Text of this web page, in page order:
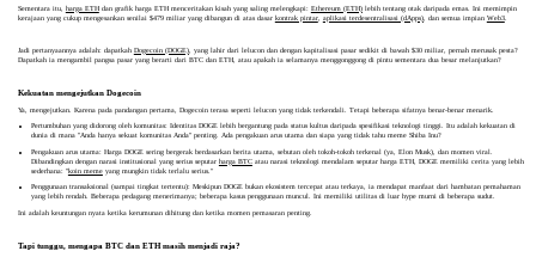
Sementara itu, harga ETHdan grafik harga ETH menceritakan kisah yang saling melengkapi: Ethereum (ETH)lebih tentang otak daripada emas. Ini memimpin
kerajaan yang cukup mengesankan senilai $479 miliar yang dibangun di atas dasar kontrak pintar, aplikasi terdesentralisasi (dApps), dan semua impian Web3.
Jadi pertanyaannya adalah: dapatkah Dogecoin (DOGE), yang lahir dari lelucon dan dengan kapitalisasi pasar sedikit di bawah $30 miliar, pernah merusak pesta?
Dapatkah ia mengambil pangsa pasar yang berarti dari BTC dan ETH, atau apakah ia selamanya menggonggong di pintu sementara dua besar melanjutkan?
Kekuatan mengejutkan Dogecoin
Ya, mengejutkan. Karena pada pandangan pertama, Dogecoin terasa seperti lelucon yang tidak terkendali. Tetapi beberapa sifatnya benar-benar menarik.
Pertumbuhan yang didorong oleh komunitas: Identitas DOGE lebih bergantung pada status kultus daripada spesifikasi teknologi tinggi. Itu adalah kekuatan di
dunia di mana "Anda hanya sekuat komunitas Anda" penting. Ada pengakuan arus utama dan siapa yang tidak tahu meme Shiba Inu?
Pengakuan arus utama: Harga DOGE sering bergerak berdasarkan berita utama, sebutan oleh tokoh-tokoh terkenal (ya, Elon Musk), dan momen viral.
Dibandingkan dengan narasi institusional yang serius seputar harga BTCatau narasi teknologi mendalam seputar harga ETH, DOGE memiliki cerita yang lebih
sederhana: "koin memeyang mungkin tidak terlalu serius."
Penggunaan transaksional (sampai tingkat tertentu): Meskipun DOGE bukan ekosistem tercepat atau terkaya, ia mendapat manfaat dari hambatan pemahaman
yang lebih rendah. Beberapa pedagang menerimanya; beberapa kasus penggunaan muncul. Ini memiliki utilitas di luar hype murni di beberapa sudut.
Ini adalah keuntungan nyata ketika kerumunan dihitung dan ketika momen pemasaran penting.
Tapi tunggu, mengapa BTC dan ETH masih menjadi raja?